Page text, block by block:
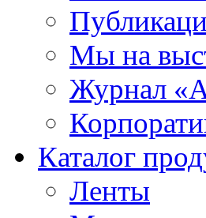
Мы на
Журнал
Каталог
Ленты